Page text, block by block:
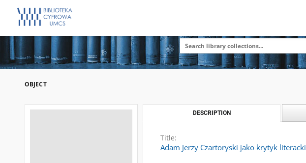
OBJECT
DESCRIPTION
Title:
Adam Jerzy Czartoryski jako krytyk literacki